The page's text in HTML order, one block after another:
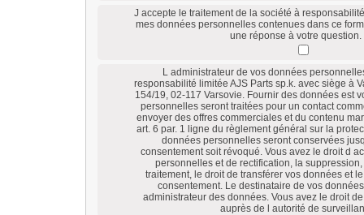
J accepte le traitement de la société à
mes données personnelles contenues dans ce
une réponse à votre question.
L administrateur de vos données
responsabilité limitée AJS Parts sp.k. avec siège à
154/19, 02-117 Varsovie. Fournir des données est
personnelles seront traitées pour un contact
envoyer des offres commerciales et du contenu
art. 6 par. 1 ligne du règlement général sur la
données personnelles seront conservées
consentement soit révoqué. Vous avez le droit d
personnelles et de rectification, la
traitement, le droit de transférer vos données et
consentement. Le destinataire de vos
administrateur des données. Vous avez le droit
auprès de l autorité de